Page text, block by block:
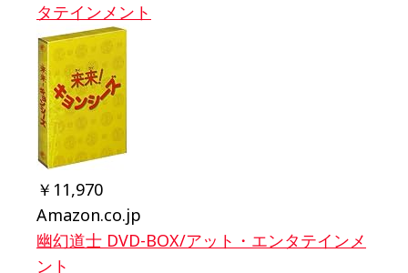
タテインメント
￥11,970
Amazon.co.jp
幽幻道士 DVD-BOX/アット・エンタテインメ
ント